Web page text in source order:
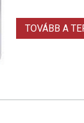
TOVÁBB A